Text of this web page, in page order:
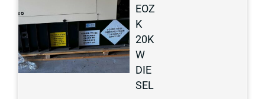
EOZ
K
20K
W
DIE
SEL